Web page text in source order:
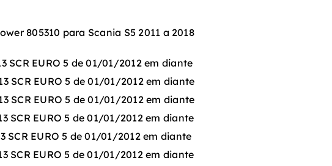
805310 para Scania S5 2011 a 2018
SCR EURO 5 de 01/01/2012 em diante
SCR EURO 5 de 01/01/2012 em diante
SCR EURO 5 de 01/01/2012 em diante
SCR EURO 5 de 01/01/2012 em diante
SCR EURO 5 de 01/01/2012 em diante
SCR EURO 5 de 01/01/2012 em diante